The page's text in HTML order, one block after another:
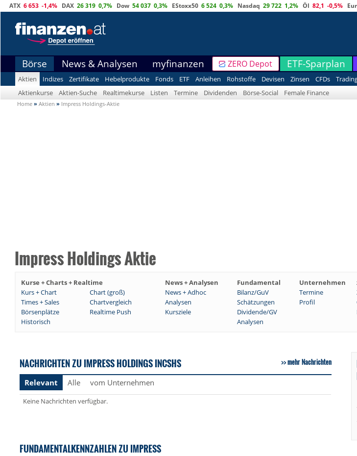
ATX 6 653 -1,4% DAX 26 319 0,7% Dow 54 037 0,3% EStoxx50 6 524 0,3% Nasdaq 29 722 1,2% Öl 82,1 -0,5%
Börse News & Analysen myfinanzen ZERO Depot ETF-Sparplan
Aktien Indizes Zertifikate Hebelprodukte Fonds ETF Anleihen Rohstoffe Devisen Zinsen CFDs
Aktienkurse
Aktien-Suche Realtimekurse Listen Termine Dividenden Börse-Social Female Finance
Home » Aktien » Impress Holdings-Aktie
Impress Holdings Aktie
Kurse + Charts + Realtime News + Analysen Fundamental Unternehmen
Kurs + Chart
Chart (groß) News + Adhoc Bilanz/GuV Termine
Times + Sales
Chartvergleich Analysen Schätzungen Profil
Börsenplätze
Realtime Push Kursziele Dividende/GV
Historisch
Analysen
NACHRICHTEN ZU IMPRESS HOLDINGS INCSHS mehr Nachrichten
Relevant Alle vom Unternehmen
Keine Nachrichten verfügbar.
FUNDAMENTALKENNZAHLEN ZU IMPRESS